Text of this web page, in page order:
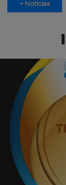
+ Notícias